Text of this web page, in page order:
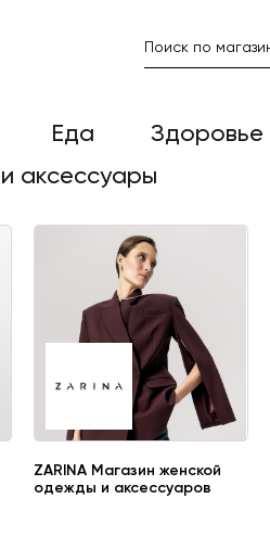
Еда Здоровье
аксессуары
ZARINA Магазин женской
одежды и аксессуаров